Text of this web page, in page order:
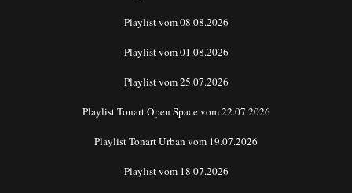
Playlist vom 08.08.2026
Playlist vom 01.08.2026
Playlist vom 25.07.2026
Playlist Tonart Open Space vom 22.07.2026
Playlist Tonart Urban vom 19.07.2026
Playlist vom 18.07.2026